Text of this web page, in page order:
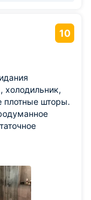
10
холодильник,
плотные шторы.
службы
Спасибо